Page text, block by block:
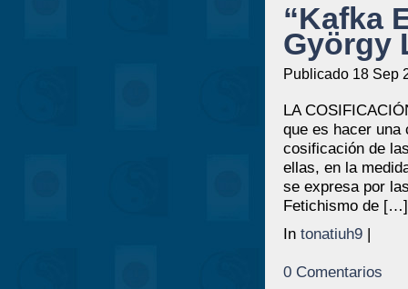
“Kafka
György
Publicado 18 Sep
LA
que es hacer una
cosificación de
ellas, en la
se expresa por
Fetichismo de […]
In tonatiuh9|
0 Comentarios